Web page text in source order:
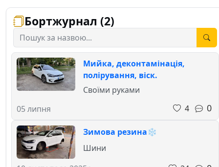
Бортжурнал (2)
Мийка, деконтамінація,
полірування, віск.
05 липня
Своїми руками
4
0
Зимова резина❄️
Шини